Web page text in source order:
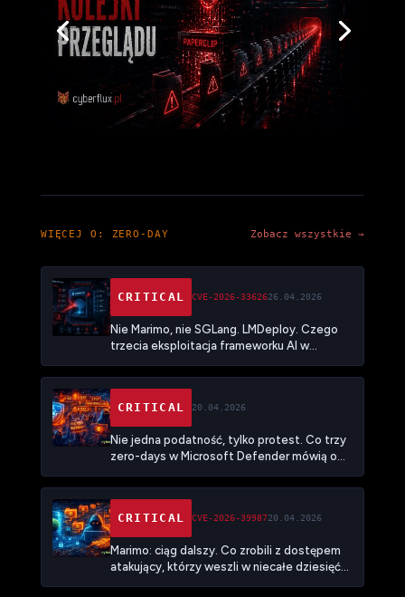
WIĘCEJ O: ZERO-DAY Zobacz wszystkie →
CRITICAL CVE-2026-3362626.04.2026
Nie Marimo, nie SGLang. LMDeploy. Czego
trzecia eksploitacja frameworku AI w
wnioskowania stała się nową powierzchnią
ataku
CRITICAL
20.04.2026
Nie jedna podatność, tylko protest. Co trzy
zero-days w Microsoft Defender mówią o
vendorami
CRITICAL CVE-2026-3998720.04.2026
Marimo: ciąg dalszy. Co zrobili z dostępem
atakujący, którzy weszli w niecałe dziesięć